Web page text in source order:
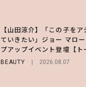
【山田涼介】「この子を
ていきたい」ジョー マロ
プアップイベント登壇【ト
BEAUTY 2026.08.07
【森香澄】理想のスタイ
キープの秘訣や夏の過ごし
ビュー！
ENTERTAINMENT
【谷まりあ】夏は“シアー
げなく肌見せ！透け感のニ
るマストハブアイテム4選
FASHION 2026.07.19